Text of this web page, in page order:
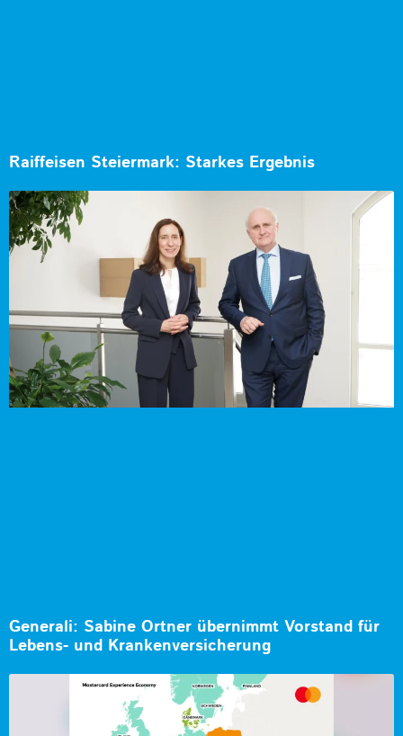
Raiffeisen Steiermark: Starkes Ergebnis
Generali: Sabine Ortner übernimmt Vorstand für
Lebens- und Krankenversicherung